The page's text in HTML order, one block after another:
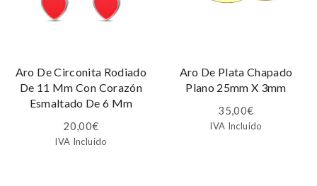
Aro De Circonita Rodiado
De 11 Mm Con Corazón
Esmaltado De 6 Mm
20,00€
IVA Incluido
Aro De Plata Chapado
Plano 25mm X 3mm
35,00€
IVA Incluido